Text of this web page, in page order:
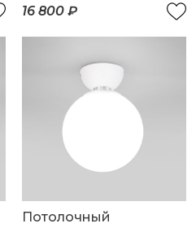
16 800 ₽
Потолочный